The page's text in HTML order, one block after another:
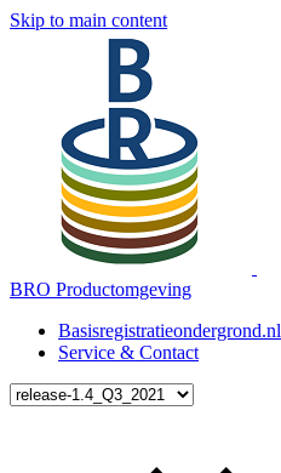
Skip to main content
BRO Productomgeving
Basisregistratieondergrond.nl
Service & Contact